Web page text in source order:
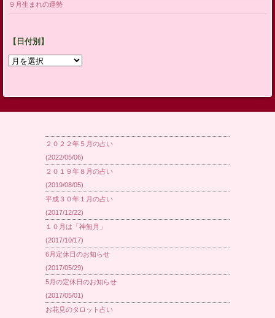
９月生まれの運勢
【日付別】
【日
２０２２年５月の占い
(2022/05/06)
２０１９年８月の占い
(2019/08/05)
平成３０年１月の占い
(2017/12/22)
１０月は「神無月」
(2017/10/17)
6月定休日のお知らせ
(2017/05/29)
5月の定休日のお知らせ
(2017/05/01)
お花見のタロット占い